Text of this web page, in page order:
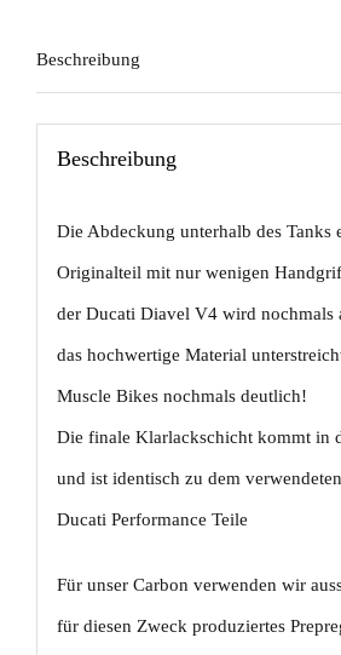
V4
2023
Menge
Beschreibung
Beschreibung
Die Abdeckung unterhalb des Tanks
Originalteil mit nur wenigen
der Ducati Diavel V4 wird nochmals
das hochwertige Material
Muscle Bikes nochmals deutlich!
Die finale Klarlackschicht kommt in
und ist identisch zu dem
Ducati Performance Teile
Für unser Carbon verwenden wir
für diesen Zweck produziertes